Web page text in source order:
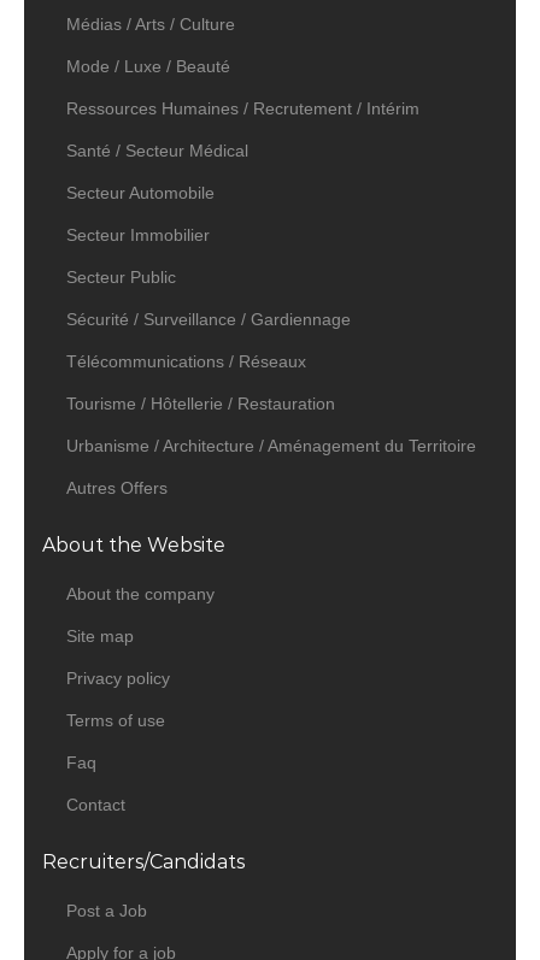
Médias / Arts / Culture
Mode / Luxe / Beauté
Ressources Humaines / Recrutement / Intérim
Santé / Secteur Médical
Secteur Automobile
Secteur Immobilier
Secteur Public
Sécurité / Surveillance / Gardiennage
Télécommunications / Réseaux
Tourisme / Hôtellerie / Restauration
Urbanisme / Architecture / Aménagement du Territoire
Autres Offers
About the Website
About the company
Site map
Privacy policy
Terms of use
Faq
Contact
Recruiters/Candidats
Post a Job
Apply for a job